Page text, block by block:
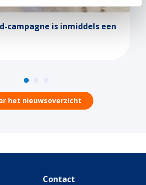
campagne is inmiddels een
het nieuwsoverzicht
Contact